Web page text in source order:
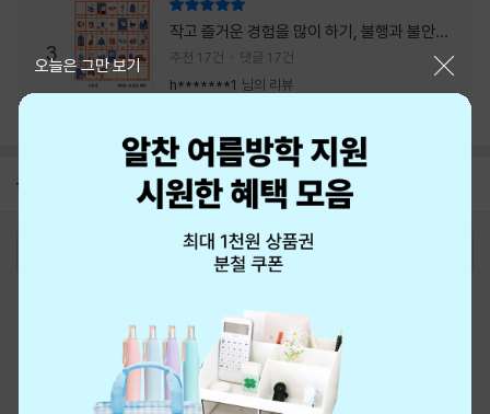
3
작고 즐거운 경험을 많이 하기, 불행과 불안을
회피하지 말기, 그리고 좋은 사람을 많이 만나
기.
추천 17건
댓글 17건
h*******1 님의 리뷰
공지 8월 신용카드 무이자할부 안내
오늘은 그만 보기
최근 본 상품
eBook 1:1문의/채팅상담
예스이십사(주) 사업자 정보
이용약관
개인정보처리방침
청소년보호정책
PC버전
회사소개 거래처관계자께